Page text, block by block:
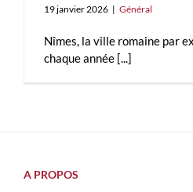
19 janvier 2026 | Général
Nîmes, la ville romaine par
chaque année [...]
A PROPOS